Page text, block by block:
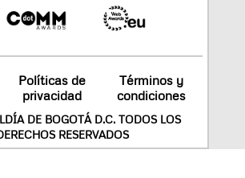
Políticas de
privacidad
Términos y
condiciones
DE BOGOTÁ D.C. TODOS LOS
RESERVADOS